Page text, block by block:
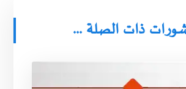
ذات الصلة ...